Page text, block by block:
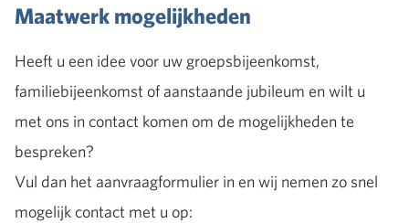
Maatwerk mogelijkheden
Heeft u een idee voor uw groepsbijeenkomst,
familiebijeenkomst of aanstaande jubileum en wilt u
met ons in contact komen om de mogelijkheden te
bespreken?
Vul dan het aanvraagformulier in en wij nemen zo snel
mogelijk contact met u op: